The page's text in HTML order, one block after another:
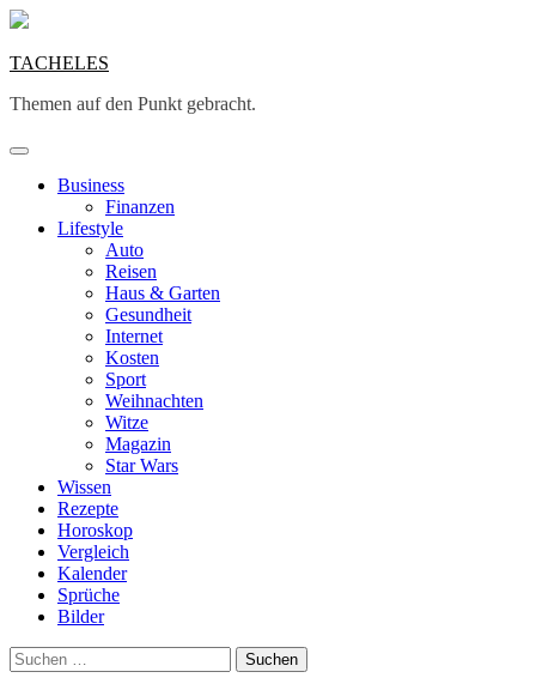
Skip
content
TACHELES
Themen auf den Punkt gebracht.
Business
Finanzen
Lifestyle
Auto
Reisen
Haus & Garten
Gesundheit
Internet
Kosten
Sport
Weihnachten
Witze
Magazin
Star Wars
Wissen
Rezepte
Horoskop
Vergleich
Kalender
Sprüche
Bilder
Suchen
nach: